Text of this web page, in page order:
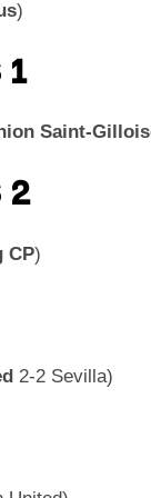
)
1
Saint-
2
CP)
2-2 Sevilla)